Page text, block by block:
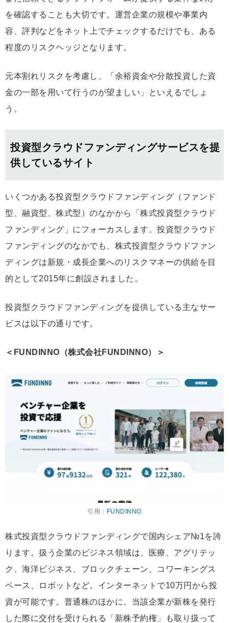
を確認することも大切です。運営企業の規模や事業内
容、評判などをネット上でチェックするだけでも、ある
程度のリスクヘッジとなります。
元本割れリスクを考慮し、「余裕資金や分散投資した資
金の一部を用いて行うのが望ましい」といえるでしょ
う。
投資型クラウドファンディングサービスを提
供しているサイト
いくつかある投資型クラウドファンディング（ファンド
型、融資型、株式型）のなかから「株式投資型クラウド
ファンディング」にフォーカスします。投資型クラウド
ファンディングのなかでも、株式投資型クラウドファン
ディングは新規・成長企業へのリスクマネーの供給を目
的として2015年に創設されました。
投資型クラウドファンディングを提供している主なサー
ビスは以下の通りです。
＜FUNDINNO（株式会社FUNDINNO）＞
引用： FUNDINNO
株式投資型クラウドファンディングで国内シェア№1を誇
ります。扱う企業のビジネス領域は、医療、アグリテッ
ク、海洋ビジネス、ブロックチェーン、コワーキングス
ペース、ロボットなど。インターネットで10万円から投
資が可能です。普通株のほかに、当該企業が新株を発行
した際に交付を受けられる「新株予約権」も取り扱って